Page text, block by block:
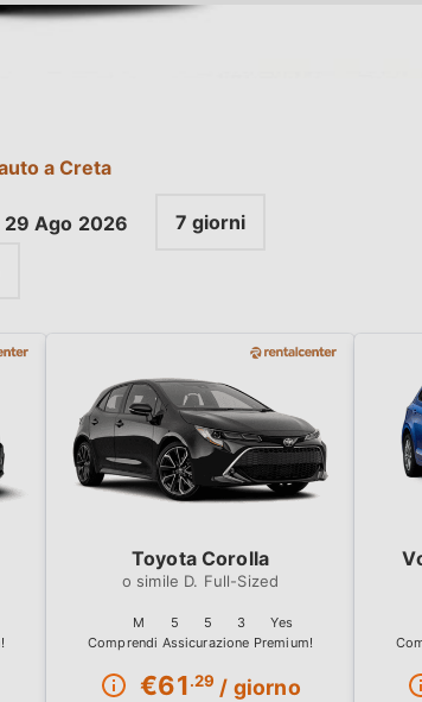
a Creta
29 Ago 2026 7 giorni
€61.29 / giorno
M 5 5 3 Yes
Toyota Corolla
D. Full-Sized